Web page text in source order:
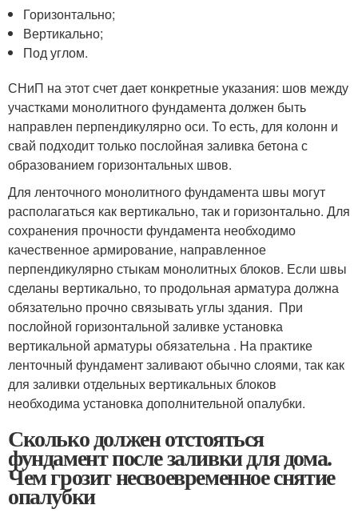
Горизонтально;
Вертикально;
Под углом.
СНиП на этот счет дает конкретные указания: шов между
участками монолитного фундамента должен быть
направлен перпендикулярно оси. То есть, для колонн и
свай подходит только послойная заливка бетона с
образованием горизонтальных швов.
Для ленточного монолитного фундамента швы могут
располагаться как вертикально, так и горизонтально. Для
сохранения прочности фундамента необходимо
качественное армирование, направленное
перпендикулярно стыкам монолитных блоков. Если швы
сделаны вертикально, то продольная арматура должна
обязательно прочно связывать углы здания. При
послойной горизонтальной заливке установка
вертикальной арматуры обязательна . На практике
ленточный фундамент заливают обычно слоями, так как
для заливки отдельных вертикальных блоков
необходима установка дополнительной опалубки.
Сколько должен отстояться
фундамент после заливки для дома.
Чем грозит несвоевременное снятие
опалубки